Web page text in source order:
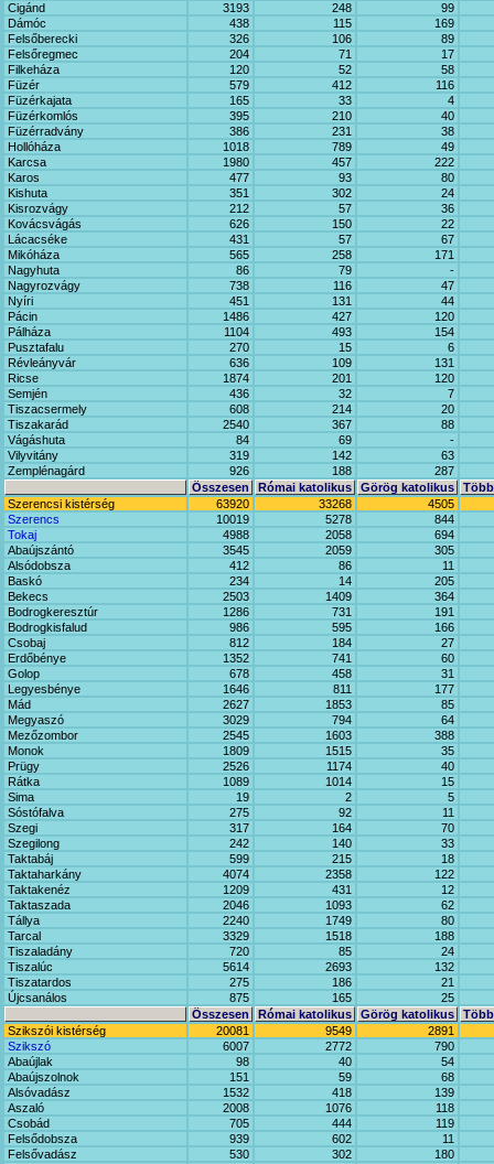
Cigánd
3193 248
99
Dámóc
438 115
169
Felsőberecki
326 106
89
Felsőregmec
204 71
17
Filkeháza
120 52
58
Füzér
579 412
116
Füzérkajata
165 33
4
Füzérkomlós
395 210
40
Füzérradvány
386 231
38
Hollóháza
1018 789
49
Karcsa
1980 457
222
Karos
477 93
80
Kishuta
351 302
24
Kisrozvágy
212 57
36
Kovácsvágás
626 150
22
Lácacséke
431 57
67
Mikóháza
565 258
171
Nagyhuta
86 79
-
Nagyrozvágy
738 116
47
Nyíri
451 131
44
Pácin
1486 427
120
Pálháza
1104 493
154
Pusztafalu
270 15
6
Révleányvár
636 109
131
Ricse
1874 201
120
Semjén
436 32
7
Tiszacsermely
608 214
20
Tiszakarád
2540 367
88
Vágáshuta
84 69
-
Vilyvitány
319 142
63
Zemplénagárd
926 188
287
Összesen
Római katolikus Görög katolikus
Szerencsi kistérség
63920 33268
4505
Szerencs
10019 5278
844
Tokaj
4988 2058
694
Abaújszántó
3545 2059
305
Alsódobsza
412 86
11
Baskó
234 14
205
Bekecs
2503 1409
364
Bodrogkeresztúr
1286 731
191
Bodrogkisfalud
986 595
166
Csobaj
812 184
27
Erdőbénye
1352 741
60
Golop
678 458
31
Legyesbénye
1646 811
177
Mád
2627 1853
85
Megyaszó
3029 794
64
Mezőzombor
2545 1603
388
Monok
1809 1515
35
Prügy
2526 1174
40
Rátka
1089 1014
15
Sima
19 2
5
Sóstófalva
275 92
11
Szegi
317 164
70
Szegilong
242 140
33
Taktabáj
599 215
18
Taktaharkány
4074 2358
122
Taktakenéz
1209 431
12
Taktaszada
2046 1093
62
Tállya
2240 1749
80
Tarcal
3329 1518
188
Tiszaladány
720 85
24
Tiszalúc
5614 2693
132
Tiszatardos
275 186
21
Újcsanálos
875 165
25
Összesen
Római katolikus Görög katolikus
Szikszói kistérség
20081 9549
2891
Szikszó
6007 2772
790
Abaújlak
98 40
54
Abaújszolnok
151 59
68
Alsóvadász
1532 418
139
Aszaló
2008 1076
118
Csobád
705 444
119
Felsődobsza
939 602
11
Felsővadász
530 302
180